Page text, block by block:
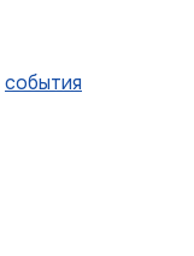
события